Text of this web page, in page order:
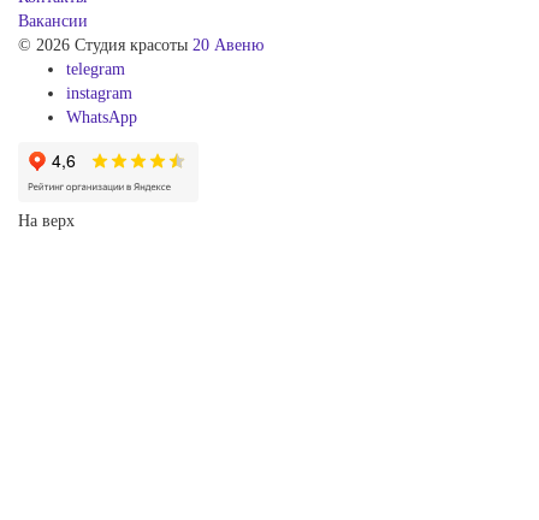
Вакансии
© 2026 Студия красоты 20 Авеню
telegram
instagram
WhatsApp
На верх